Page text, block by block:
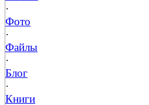
·
Фото
·
Файлы
·
Блог
·
Книги